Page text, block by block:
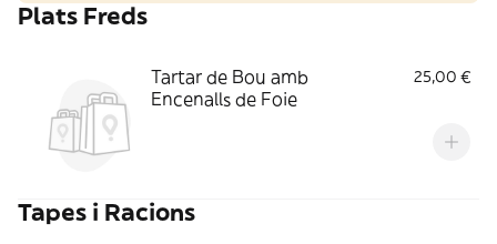
Plats Freds
Tartar de Bou amb
Encenalls de Foie
25,00 €
Tapes i Racions